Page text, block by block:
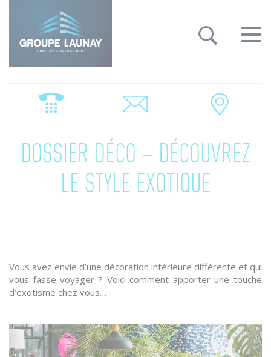
Toggle
DOSSIER DÉCO – DÉCOUVREZ
LE STYLE EXOTIQUE
Vous avez envie d’une décoration intérieure différente et qui
vous fasse voyager ? Voici comment apporter une touche
d’exotisme chez vous…